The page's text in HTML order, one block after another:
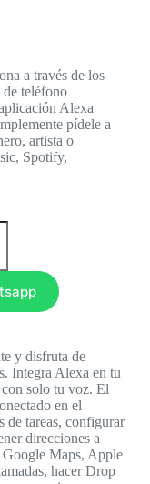
a través de los
de teléfono
Alexa
pídele a
artista o
Spotify,
y disfruta de
Integra Alexa en tu
solo tu voz. El
en el
de tareas, configurar
direcciones a
Google Maps, Apple
hacer Drop